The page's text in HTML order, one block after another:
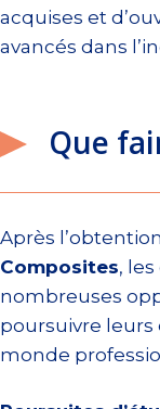
acquises et
avancés dans
Que
Après
Composites,
nombreuses
poursuivre
monde